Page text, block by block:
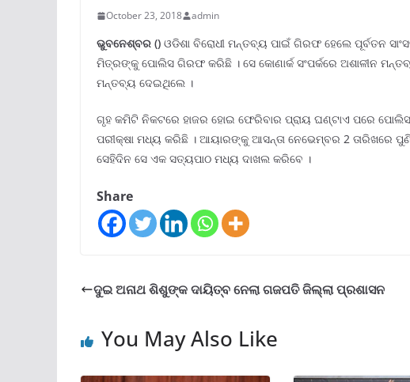
October 23, 2018 admin
ଭୁବନେଶ୍ବର () ଓଡିଶା ବିରୋଧୀ ମନ୍ତବ୍ୟ ପାଇଁ ଗିରଫ ହେଲେ ପୂର୍ବତନ
ମିତ୍ରଙ୍କୁ ପୋଲିସ ଗିରଫ କରିଛି । ସେ କୋଣାର୍କ ସଂପର୍କରେ ଅଶାଳୀନ
ମନ୍ତବ୍ୟ ଦେଇଥିଲେ ।
ଗୃହ କମିଟି ନିକଟରେ ହାଜର ହୋଇ ଫେରିବାର ପ୍ରାୟ ଘଣ୍ଟାଏ ପରେ
ପରୀକ୍ଷା ମଧ୍ୟ କରିଛି । ଆୟାରଙ୍କୁ ଆସନ୍ତା ନେଭେମ୍ବର 2 ତାରିଖରେ
ସେହିଦିନ ସେ ଏକ ସତ୍ୟପାଠ ମଧ୍ୟ ଦାଖଲ କରିବେ ।
Share
ଦୁଇ ଅନାଥ ଶିଶୁଙ୍କ ଦାୟିତ୍ବ ନେଲା ଗଜପତି ଜିଲ୍ଲା ପ୍ରଶାସନ
You May Also Like